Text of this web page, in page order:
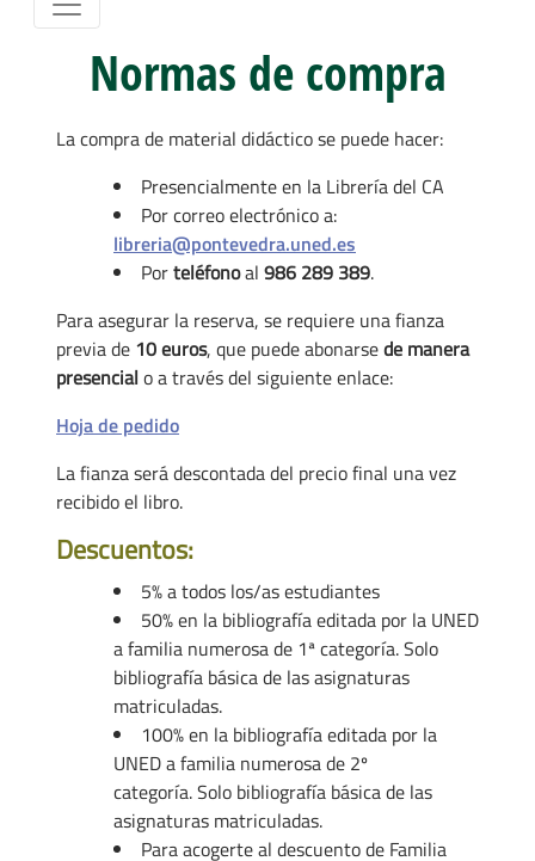
Normas de compra
La compra de material didáctico se puede hacer:
Presencialmenteen la Librería del CA
Por correo electrónico a:
libreria@pontevedra.uned.es
Porteléfonoal 986 289 389.
Para asegurar la reserva, se requiere una fianza
previa de 10 euros, que puede abonarsede manera
presencial o a través del siguiente enlace:
Hoja de pedido
La fianza será descontada del precio final una vez
recibido el libro.
Descuentos:
5% a todos los/as estudiantes
50% en la bibliografía editada por la UNED
a familia numerosa de 1ª categoría. Solo
bibliografía básica de las asignaturas
matriculadas.
100% en la bibliografía editada por la
UNED a familia numerosa de 2º
categoría. Solo bibliografía básica de las
asignaturas matriculadas.
Para acogerte al descuento de Familia